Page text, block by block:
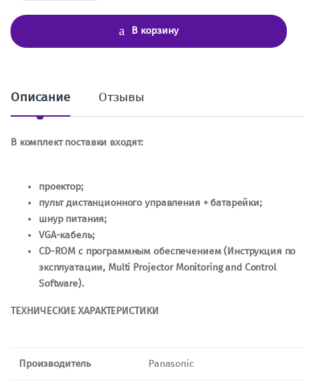
ч
е
В корзину
Описание Отзывы
В комплект поставки входят:
проектор;
пульт дистанционного управления + батарейки;
шнур питания;
VGA-кабель;
CD-ROM с программным обеспечением (Инструкция по
эксплуатации, Multi Projector Monitoring and Control
Software).
ТЕХНИЧЕСКИЕ ХАРАКТЕРИСТИКИ
Производитель Panasonic